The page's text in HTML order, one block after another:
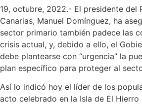
19, octubre, 2022.- El presidente del
Canarias, Manuel Domínguez, ha
sector primario también padece las
crisis actual, y, debido a ello, el
debe plantearse con “urgencia” la
plan específico para proteger al
Así lo indicó hoy el líder de los
acto celebrado en la Isla de El